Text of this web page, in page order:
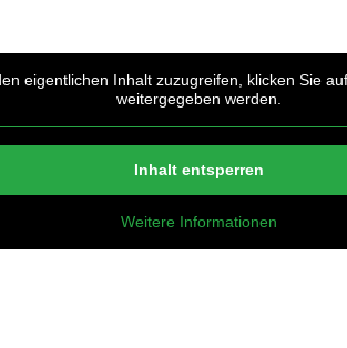
eigentlichen Inhalt zuzugreifen, klicken Sie
weitergegeben werden.
Inhalt entsperren
Weitere Informationen